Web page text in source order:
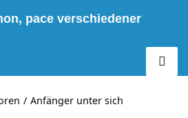
pace verschiedener
Anfänger unter sich